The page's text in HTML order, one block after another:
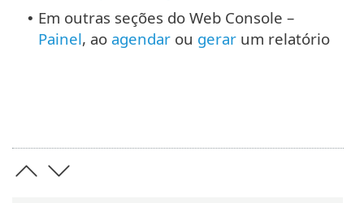
• Em outras seções do Web Console –
Painel, ao agendar ou gerar um relatório